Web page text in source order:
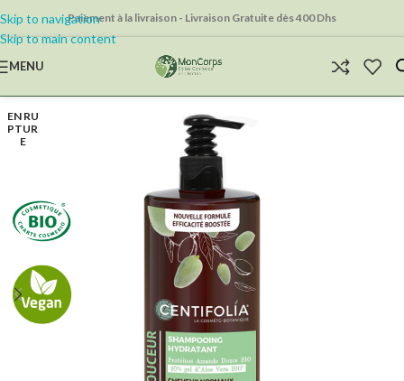
Skip to navigation
Skip to main content
Paiement à la livraison - Livraison Gratuite dès 400 Dhs
MENU
EN RU
PTUR
E